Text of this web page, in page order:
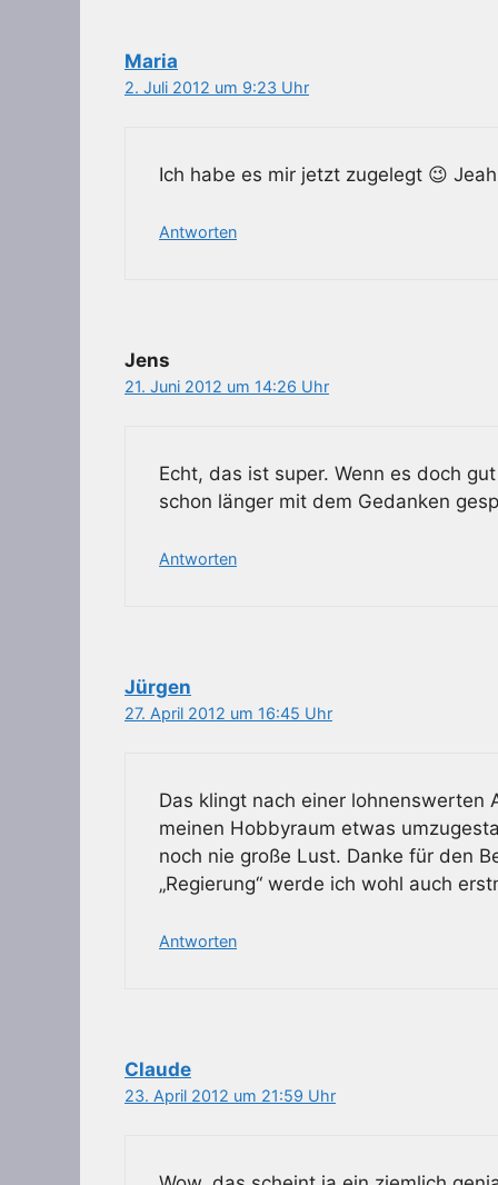
Maria
2. Juli 2012 um 9:23 Uhr
Ich habe es mir jetzt zugelegt 😉
Antworten
Jens
21. Juni 2012 um 14:26 Uhr
Echt, das ist super. Wenn es doch
schon länger mit dem Gedanken
Antworten
Jürgen
27. April 2012 um 16:45 Uhr
Das klingt nach einer lohnenswerten
meinen Hobbyraum etwas
noch nie große Lust. Danke für den
„Regierung“ werde ich wohl auch
Antworten
Claude
23. April 2012 um 21:59 Uhr